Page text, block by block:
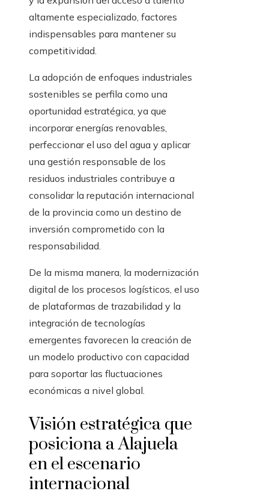
altamente especializado, factores
indispensables para mantener su
competitividad.
La adopción de enfoques industriales
sostenibles se perfila como una
oportunidad estratégica, ya que
incorporar energías renovables,
perfeccionar el uso del agua y aplicar
una gestión responsable de los
residuos industriales contribuye a
consolidar la reputación internacional
de la provincia como un destino de
inversión comprometido con la
responsabilidad.
De la misma manera, la modernización
digital de los procesos logísticos, el uso
de plataformas de trazabilidad y la
integración de tecnologías
emergentes favorecen la creación de
un modelo productivo con capacidad
para soportar las fluctuaciones
económicas a nivel global.
Visión estratégica que
posiciona a Alajuela
en el escenario
internacional